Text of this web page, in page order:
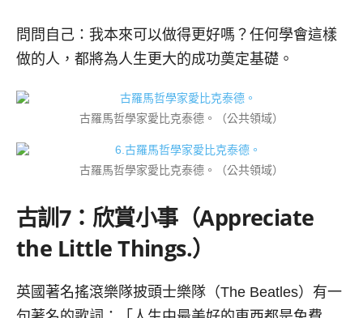
問問自己：我本來可以做得更好嗎？任何學會這樣
做的人，都將為人生更大的成功奠定基礎。
古羅馬哲學家愛比克泰德。（公共領域）
古羅馬哲學家愛比克泰德。（公共領域）
古訓7：欣賞小事（Appreciate
the Little Things.）
英國著名搖滾樂隊披頭士樂隊（The Beatles）有一